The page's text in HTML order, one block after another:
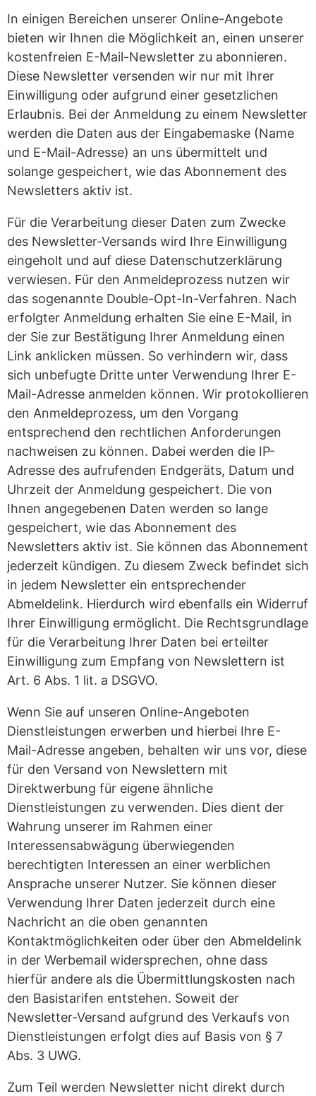
In einigen Bereichen unserer Online-Angebote
bieten wir Ihnen die Möglichkeit an, einen unserer
kostenfreien E-Mail-Newsletter zu abonnieren.
Diese Newsletter versenden wir nur mit Ihrer
Einwilligung oder aufgrund einer gesetzlichen
Erlaubnis. Bei der Anmeldung zu einem Newsletter
werden die Daten aus der Eingabemaske (Name
und E-Mail-Adresse) an uns übermittelt und
solange gespeichert, wie das Abonnement des
Newsletters aktiv ist.
Für die Verarbeitung dieser Daten zum Zwecke
des Newsletter-Versands wird Ihre Einwilligung
eingeholt und auf diese Datenschutzerklärung
verwiesen. Für den Anmeldeprozess nutzen wir
das sogenannte Double-Opt-In-Verfahren. Nach
erfolgter Anmeldung erhalten Sie eine E-Mail, in
der Sie zur Bestätigung Ihrer Anmeldung einen
Link anklicken müssen. So verhindern wir, dass
sich unbefugte Dritte unter Verwendung Ihrer E-
Mail-Adresse anmelden können. Wir protokollieren
den Anmeldeprozess, um den Vorgang
entsprechend den rechtlichen Anforderungen
nachweisen zu können. Dabei werden die IP-
Adresse des aufrufenden Endgeräts, Datum und
Uhrzeit der Anmeldung gespeichert. Die von
Ihnen angegebenen Daten werden so lange
gespeichert, wie das Abonnement des
Newsletters aktiv ist. Sie können das Abonnement
jederzeit kündigen. Zu diesem Zweck befindet sich
in jedem Newsletter ein entsprechender
Abmeldelink. Hierdurch wird ebenfalls ein Widerruf
Ihrer Einwilligung ermöglicht. Die Rechtsgrundlage
für die Verarbeitung Ihrer Daten bei erteilter
Einwilligung zum Empfang von Newslettern ist
Art. 6 Abs. 1 lit. a DSGVO.
Wenn Sie auf unseren Online-Angeboten
Dienstleistungen erwerben und hierbei Ihre E-
Mail-Adresse angeben, behalten wir uns vor, diese
für den Versand von Newslettern mit
Direktwerbung für eigene ähnliche
Dienstleistungen zu verwenden. Dies dient der
Wahrung unserer im Rahmen einer
Interessensabwägung überwiegenden
berechtigten Interessen an einer werblichen
Ansprache unserer Nutzer. Sie können dieser
Verwendung Ihrer Daten jederzeit durch eine
Nachricht an die oben genannten
Kontaktmöglichkeiten oder über den Abmeldelink
in der Werbemail widersprechen, ohne dass
hierfür andere als die Übermittlungskosten nach
den Basistarifen entstehen. Soweit der
Newsletter-Versand aufgrund des Verkaufs von
Dienstleistungen erfolgt dies auf Basis von § 7
Abs. 3 UWG.
Zum Teil werden Newsletter nicht direkt durch